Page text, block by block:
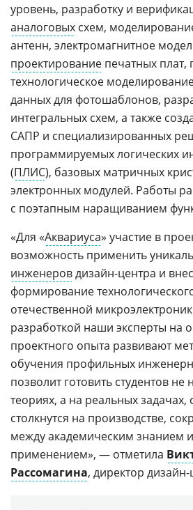
уровень, разработку и
аналоговых схем,
антенн, электромагнитное
проектирование печатных
технологическое
данных для фотошаблонов,
интегральных схем, а также
САПР и специализированных
программируемых логических
(ПЛИС), базовых матричных
электронных модулей. Работы
с поэтапным наращиванием
«Для «Аквариуса» участие в
возможность применить
инженеровдизайн-центра и
формирование
отечественной
разработкой наши эксперты на
проектного опыта развивают
обучения профильных
позволит готовить студентов не
теориях, а на реальных
столкнутся на производстве,
между академическим
применением», — отметила
Рассомагина, директор